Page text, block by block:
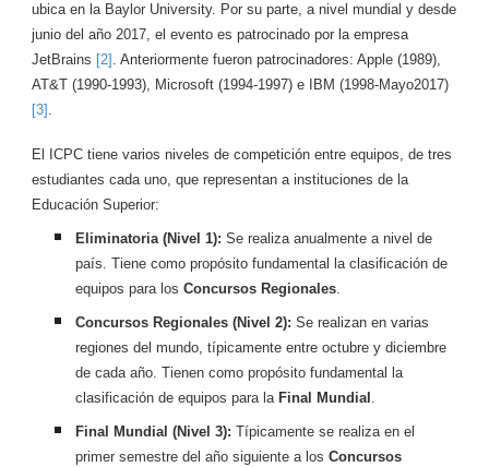
ubica en la Baylor University. Por su parte, a nivel mundial y desde
junio del año 2017, el evento es patrocinado por la empresa
JetBrains [2] . Anteriormente fueron patrocinadores: Apple (1989),
AT&T (1990-1993), Microsoft (1994-1997) e IBM (1998-Mayo2017)
[3] .
El ICPC tiene varios niveles de competición entre equipos, de tres
estudiantes cada uno, que representan a instituciones de la
Educación Superior:
Eliminatoria (Nivel 1): Se realiza anualmente a nivel de
país. Tiene como propósito fundamental la clasificación de
equipos para losConcursos Regionales.
Concursos Regionales (Nivel 2): Se realizan en varias
regiones del mundo, típicamente entre octubre y diciembre
de cada año. Tienen como propósito fundamental la
clasificación de equipos para la Final Mundial .
Final Mundial (Nivel 3): Típicamente se realiza en el
primer semestre del año siguiente a losConcursos